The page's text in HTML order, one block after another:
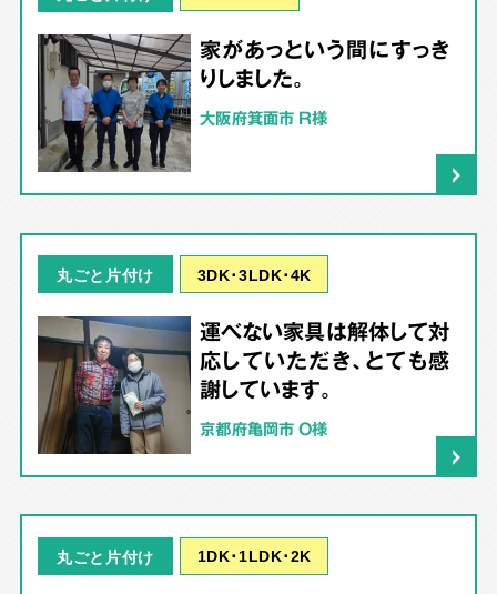
家があっという間にすっき
りしました。
大阪府箕面市 R様
丸ごと片付け 3DK･3LDK･4K
運べない家具は解体して対
応していただき、とても感
謝しています。
京都府亀岡市 O様
丸ごと片付け 1DK･1LDK･2K